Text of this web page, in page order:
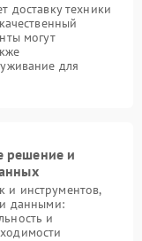
доставку техники
могут
для
решение и
и инструментов,
данными:
и